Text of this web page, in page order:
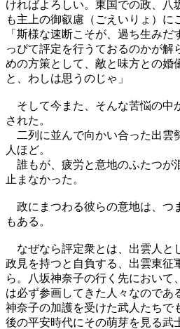
ければよろしい。東国での政、八
も主上の御叡慮（ごえいりょ）に
「斯様な速断こそが、過ち生み
っぴて評定を行うておるのかが解
めの方策として、敵と味方との婚
と、わしは思うのじゃ」
そして今また、そんな苦悩の中
された。
二列に並んで向かい合った出雲
人ほど。
誰もが、疲労と意地のふたつが
止まなかった。
政にまつわる彼らの意地は、つ
もある。
なぜなら評定衆とは、出雲人と
政見を持つと自負する、出雲東征
ら。八坂神奈子の行く先において
は必ず参画してきた人々なのであ
神奈子の加護を受けた武人たち
後の平安時代にその萌芽を見る武